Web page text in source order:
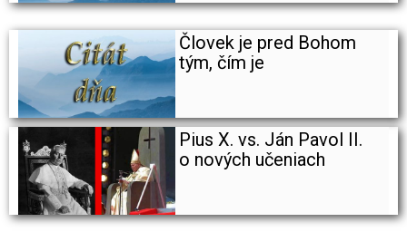
Človek je pred Bohom
tým, čím je
Pius X. vs. Ján Pavol II.
o nových učeniach